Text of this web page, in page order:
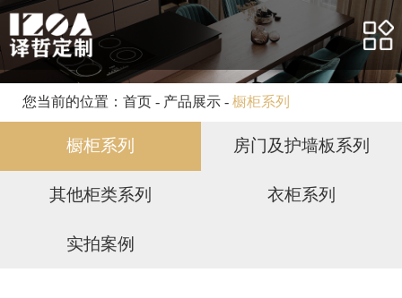
网站首页
关于我们
产品展示
合作案例
客户服务
您当前的位置： 首页 - 产品展示- 橱柜系列
橱柜系列 房门及护墙板系列
其他柜类系列 衣柜系列
实拍案例